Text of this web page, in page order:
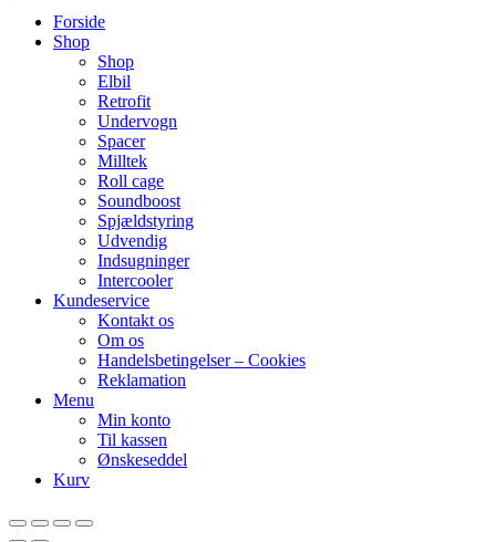
Forside
Shop
Shop
Elbil
Retrofit
Undervogn
Spacer
Milltek
Roll cage
Soundboost
Spjældstyring
Udvendig
Indsugninger
Intercooler
Kundeservice
Kontakt os
Om os
Handelsbetingelser – Cookies
Reklamation
Menu
Min konto
Til kassen
Ønskeseddel
Kurv